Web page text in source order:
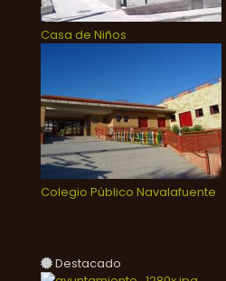
Casa de Niños
Colegio Público Navalafuente
Destacado